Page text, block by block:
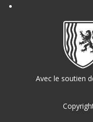
Avec le soutien